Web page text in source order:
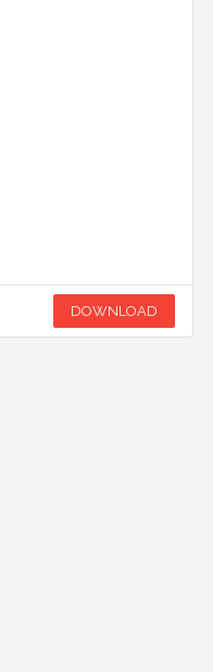
DOWNLOAD